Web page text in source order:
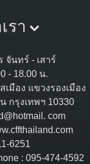
รา
จันทร์ - เสาร์
- 18.00 น.
เมือง แขวงรองเมือง
กรุงเทพฯ 10330
com
6251
: 095-474-4592